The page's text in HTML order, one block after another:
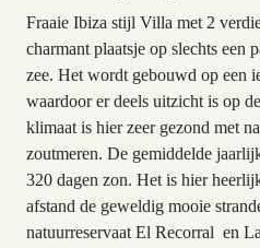
Fraaie Ibiza stijl Villa met 2
charmant plaatsje op slechts een
zee. Het wordt gebouwd op een
waardoor er deels uitzicht is op
klimaat is hier zeer gezond met
zoutmeren. De gemiddelde
320 dagen zon. Het is hier
afstand de geweldig mooie
natuurreservaat El Recorral en